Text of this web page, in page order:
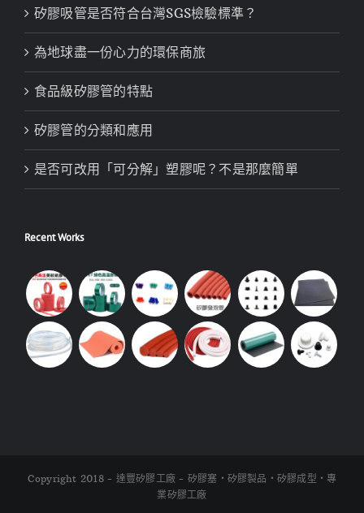
矽膠吸管是否符合台灣SGS檢驗標準？
為地球盡一份心力的環保商旅
食品級矽膠管的特點
矽膠管的分類和應用
是否可改用「可分解」塑膠呢？不是那麼簡單
Recent Works
Copyright 2018 - 達豐矽膠工廠 - 矽膠塞・矽膠製品・矽膠成型・專
業矽膠工廠